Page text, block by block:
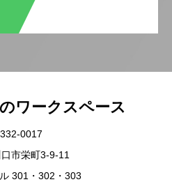
ワークスペース
0017
市栄町3-9-11
301・302・303